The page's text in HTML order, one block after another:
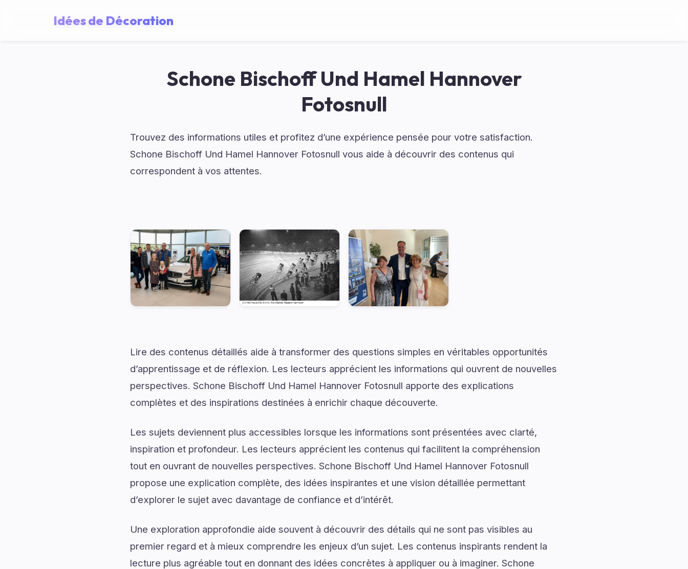
Idées de Décoration
Schone Bischoff Und Hamel Hannover
Fotosnull
Trouvez des informations utiles et profitez d’une expérience pensée pour votre satisfaction.
Schone Bischoff Und Hamel Hannover Fotosnull vous aide à découvrir des contenus qui
correspondent à vos attentes.
Lire des contenus détaillés aide à transformer des questions simples en véritables opportunités
d’apprentissage et de réflexion. Les lecteurs apprécient les informations qui ouvrent de nouvelles
perspectives. Schone Bischoff Und Hamel Hannover Fotosnull apporte des explications
complètes et des inspirations destinées à enrichir chaque découverte.
Les sujets deviennent plus accessibles lorsque les informations sont présentées avec clarté,
inspiration et profondeur. Les lecteurs apprécient les contenus qui facilitent la compréhension
tout en ouvrant de nouvelles perspectives. Schone Bischoff Und Hamel Hannover Fotosnull
propose une explication complète, des idées inspirantes et une vision détaillée permettant
d’explorer le sujet avec davantage de confiance et d’intérêt.
Une exploration approfondie aide souvent à découvrir des détails qui ne sont pas visibles au
premier regard et à mieux comprendre les enjeux d’un sujet. Les contenus inspirants rendent la
lecture plus agréable tout en donnant des idées concrètes à appliquer ou à imaginer. Schone